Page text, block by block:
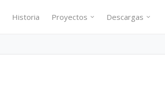
Historia Proyectos Descargas